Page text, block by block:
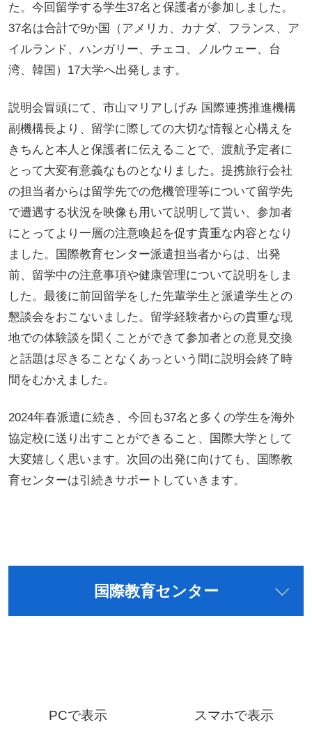
た。今回留学する学生37名と保護者が参加しました。
37名は合計で9か国（アメリカ、カナダ、フランス、ア
イルランド、ハンガリー、チェコ、ノルウェー、台
湾、韓国）17大学へ出発します。
説明会冒頭にて、市山マリアしげみ 国際連携推進機構
副機構長より、留学に際しての大切な情報と心構えを
きちんと本人と保護者に伝えることで、渡航予定者に
とって大変有意義なものとなりました。提携旅行会社
の担当者からは留学先での危機管理等について留学先
で遭遇する状況を映像も用いて説明して貰い、参加者
にとってより一層の注意喚起を促す貴重な内容となり
ました。国際教育センター派遣担当者からは、出発
前、留学中の注意事項や健康管理について説明をしま
した。最後に前回留学をした先輩学生と派遣学生との
懇談会をおこないました。留学経験者からの貴重な現
地での体験談を聞くことができて参加者との意見交換
と話題は尽きることなくあっという間に説明会終了時
間をむかえました。
2024年春派遣に続き、今回も37名と多くの学生を海外
協定校に送り出すことができること、国際大学として
大変嬉しく思います。次回の出発に向けても、国際教
育センターは引続きサポートしていきます。
国際教育センター
PCで表示 スマホで表示